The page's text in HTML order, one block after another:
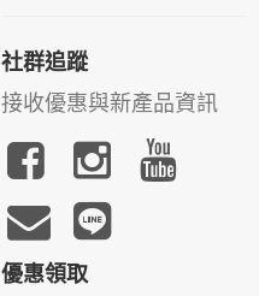
社群追蹤
接收優惠與新產品資訊
優惠領取